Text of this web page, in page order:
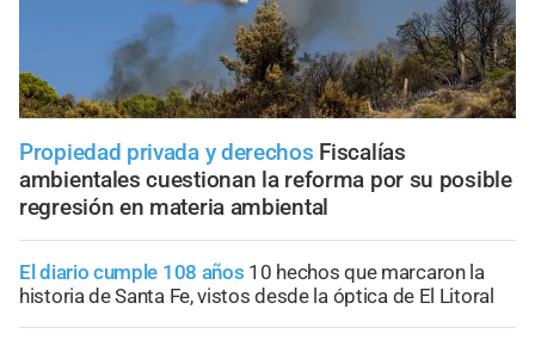
Propiedad privada y derechos Fiscalías
ambientales cuestionan la reforma por su posible
regresión en materia ambiental
El diario cumple 108 años 10 hechos que marcaron la
historia de Santa Fe, vistos desde la óptica de El Litoral